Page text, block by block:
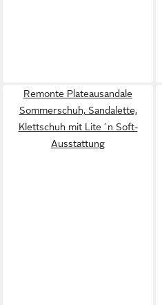
Remonte Plateausandale
Sommerschuh, Sandalette,
Klettschuh mit Lite ´n Soft-
Ausstattung